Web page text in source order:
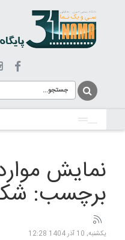
نمایش
برچسب:
یکشنبه, 10 آذر 1404 12:28